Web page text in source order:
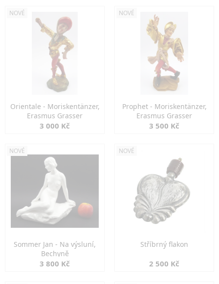
NOVÉ
Orientale - Moriskentänzer,
Erasmus Grasser
3 000 Kč
NOVÉ
Prophet - Moriskentänzer,
Erasmus Grasser
3 500 Kč
NOVÉ
Sommer Jan - Na výsluní,
Bechyně
3 800 Kč
NOVÉ
Stříbrný flakon
2 500 Kč